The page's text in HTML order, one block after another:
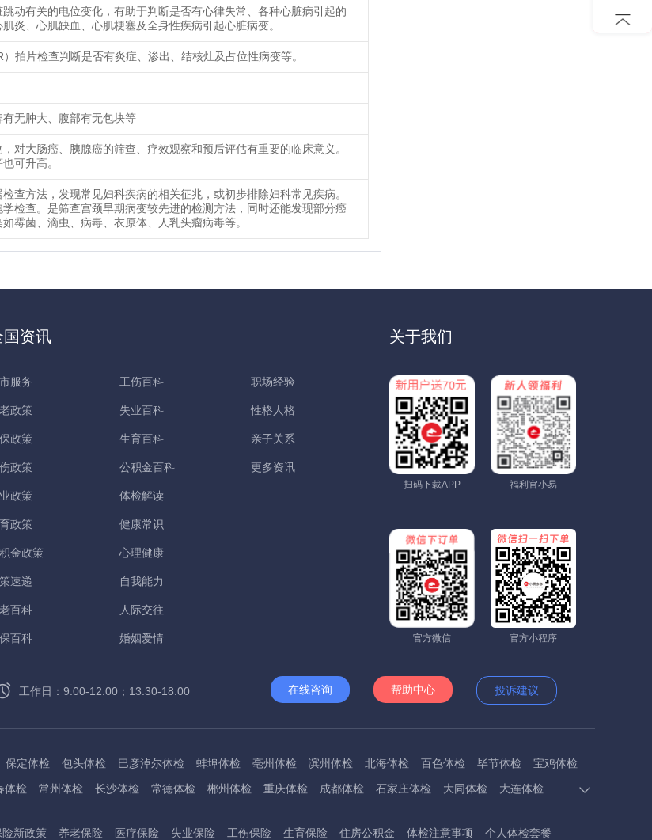
动有关的电位变化，有助于判断是否有心律失常、各种心脏病引起的
炎、心肌缺血、心肌梗塞及全身性疾病引起心脏病变。
拍片检查判断是否有炎症、渗出、结核灶及占位性病变等。
无肿大、腹部有无包块等
对大肠癌、胰腺癌的筛查、疗效观察和预后评估有重要的临床意义。
可升高。
查方法，发现常见妇科疾病的相关征兆，或初步排除妇科常见疾病。
检查。是筛查宫颈早期病变较先进的检测方法，同时还能发现部分癌
霉菌、滴虫、病毒、衣原体、人乳头瘤病毒等。
国资讯
服务
政策
政策
政策
政策
政策
金政策
速递
百科
百科
工伤百科
失业百科
生育百科
公积金百科
体检解读
健康常识
心理健康
自我能力
人际交往
婚姻爱情
职场经验
性格人格
亲子关系
更多资讯
关于我们
扫码下载APP 福利官小易
官方微信 官方小程序
工作日：9:00-12:00；13:30-18:00 在线咨询 帮助中心 投诉建议
保定体检 包头体检 巴彦淖尔体检 蚌埠体检 亳州体检 滨州体检 北海体检 百色体检 毕节体检
宝鸡体检
体检 常州体检 长沙体检 常德体检 郴州体检 重庆体检 成都体检 石家庄体检 大同体检
大连体检
新政策 养老保险 医疗保险 失业保险 工伤保险 生育保险 住房公积金 体检注意事项 个人体检套餐